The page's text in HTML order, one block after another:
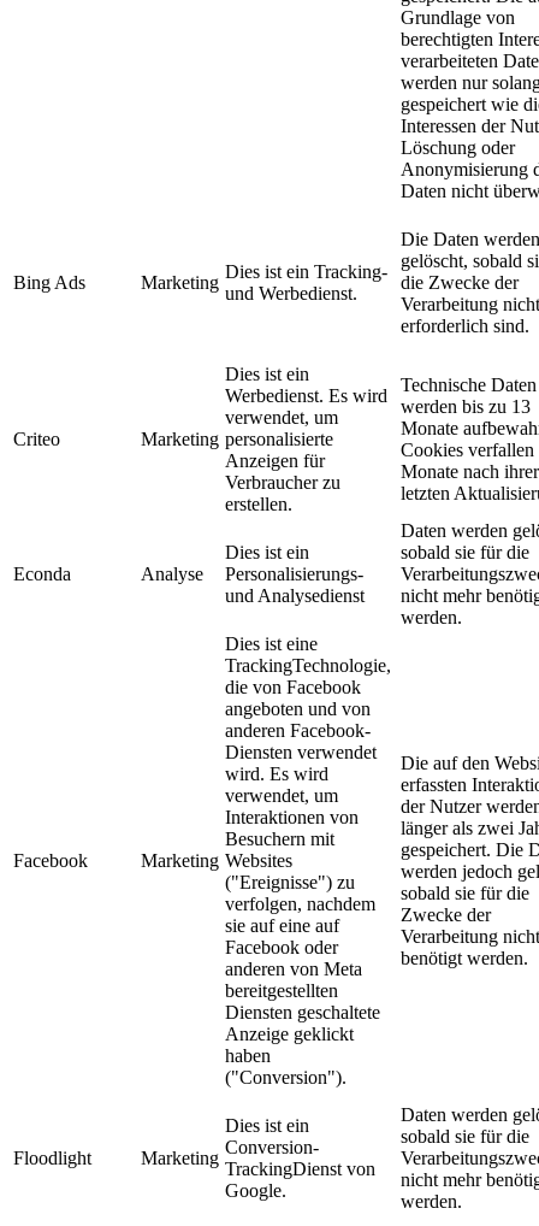
Grundlage von
berechtigten
verarbeiteten
werden nur
gespeichert wie
Interessen der
Löschung oder
Anonymisierung
Daten nicht
Bing Ads Marketing
Dies ist ein Tracking-
und Werbedienst.
Die Daten werden
gelöscht, sobald
die Zwecke der
Verarbeitung
erforderlich sind.
Criteo Marketing
Dies ist ein
Werbedienst. Es wird
verwendet, um
personalisierte
Anzeigen für
Verbraucher zu
erstellen.
Technische Daten
werden bis zu 13
Monate
Cookies verfallen
Monate nach ihrer
letzten
Econda Analyse
Dies ist ein
Personalisierungs-
und Analysedienst
Daten werden
sobald sie für die
nicht mehr
werden.
Facebook Marketing
Dies ist eine
TrackingTechnologie,
die von Facebook
angeboten und von
anderen Facebook-
Diensten verwendet
wird. Es wird
verwendet, um
Interaktionen von
Besuchern mit
Websites
("Ereignisse") zu
verfolgen, nachdem
sie auf eine auf
Facebook oder
anderen von Meta
bereitgestellten
Diensten geschaltete
Anzeige geklickt
haben
("Conversion").
Die auf den
erfassten
der Nutzer
länger als zwei
gespeichert. Die
werden jedoch
sobald sie für die
Zwecke der
Verarbeitung
benötigt werden.
Floodlight Marketing
Dies ist ein
Conversion-
TrackingDienst von
Google.
Daten werden
sobald sie für die
nicht mehr
werden.